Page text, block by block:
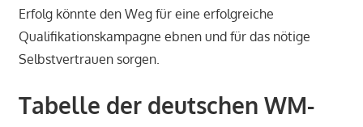
Erfolg könnte den Weg für eine erfolgreiche
Qualifikationskampagne ebnen und für das nötige
Selbstvertrauen sorgen.
Tabelle der deutschen WM-